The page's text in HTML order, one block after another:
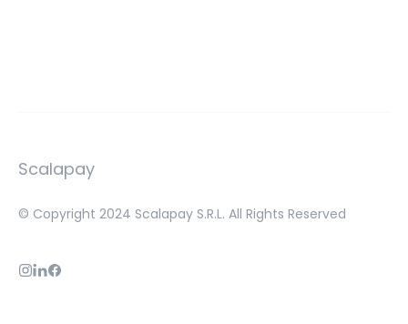
Scalapay
© Copyright 2024 Scalapay S.R.L. All Rights Reserved